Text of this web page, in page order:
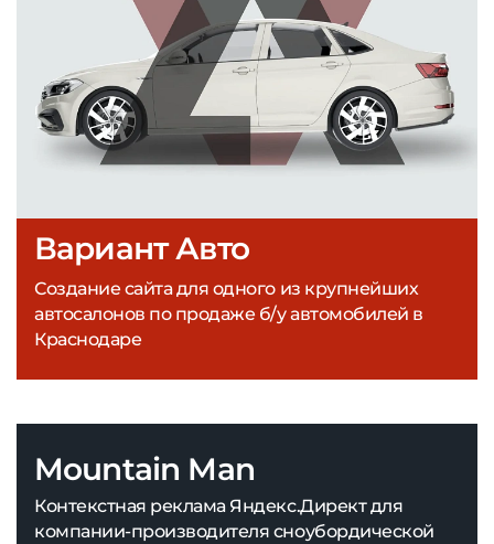
Вариант Авто
Создание сайта для одного из крупнейших
автосалонов по продаже б/у автомобилей в
Краснодаре
Mountain Man
Контекстная реклама Яндекс.Директ для
компании-производителя сноубордической